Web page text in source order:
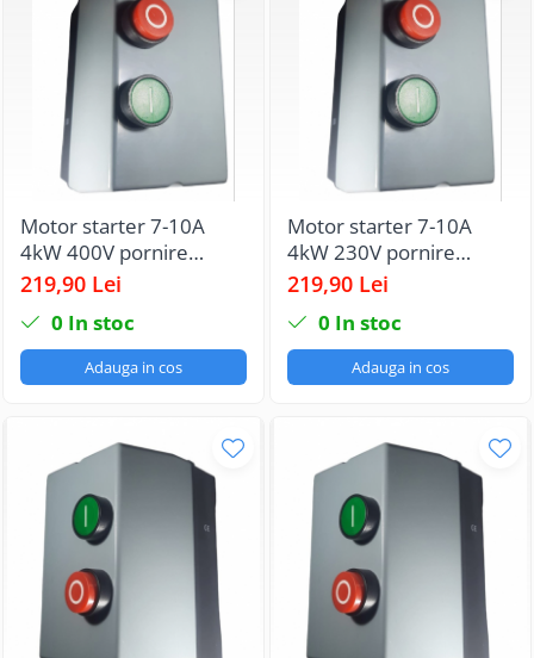
Motor starter 7-10A
4kW 400V pornire
motor echipat cu
IP65
219,90 Lei
0 In stoc
Adauga in cos
Motor starter 7-10A
4kW 230V pornire
motor echipat cu
IP65
219,90 Lei
0 In stoc
Adauga in cos